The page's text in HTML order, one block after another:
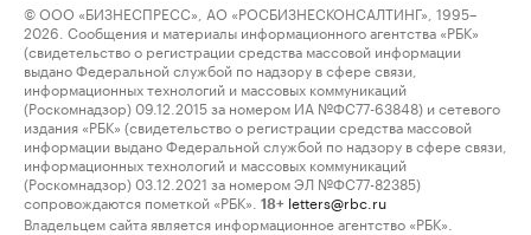
© ООО «БИЗНЕСПРЕСС», АО «РОСБИЗНЕСКОНСАЛТИНГ», 1995–
2026. Сообщения и материалы информационного агентства «РБК»
(свидетельство о регистрации средства массовой информации
выдано Федеральной службой по надзору в сфере связи,
информационных технологий и массовых коммуникаций
(Роскомнадзор) 09.12.2015 за номером ИА №ФС77-63848) и сетевого
издания «РБК» (свидетельство о регистрации средства массовой
информации выдано Федеральной службой по надзору в сфере связи,
информационных технологий и массовых коммуникаций
(Роскомнадзор) 03.12.2021 за номером ЭЛ №ФС77-82385)
сопровождаются пометкой «РБК».
18+ letters@rbc.ru
Владельцем сайта является информационное агентство «РБК».